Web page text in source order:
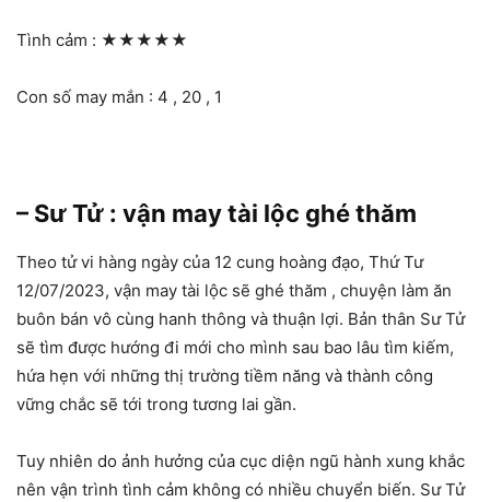
Tình cảm : ★★★★★
Con số may mắn : 4 , 20 , 1
– Sư Tử : vận may tài lộc ghé thăm
Theo tử vi hàng ngày của 12 cung hoàng đạo, Thứ Tư
12/07/2023, vận may tài lộc sẽ ghé thăm , chuyện làm ăn
buôn bán vô cùng hanh thông và thuận lợi. Bản thân Sư Tử
sẽ tìm được hướng đi mới cho mình sau bao lâu tìm kiếm,
hứa hẹn với những thị trường tiềm năng và thành công
vững chắc sẽ tới trong tương lai gần.
Tuy nhiên do ảnh hưởng của cục diện ngũ hành xung khắc
nên vận trình tình cảm không có nhiều chuyển biến. Sư Tử